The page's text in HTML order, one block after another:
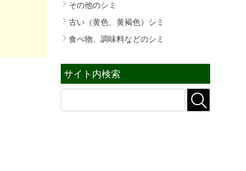
その他のシミ
古い（黄色、黄褐色）シミ
食べ物、調味料などのシミ
サイト内検索